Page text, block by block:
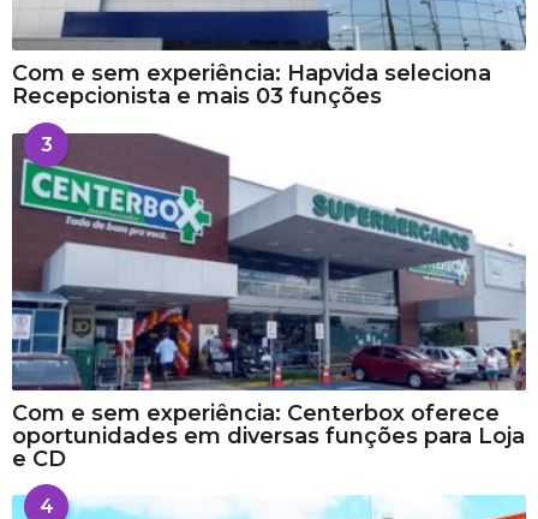
Com e sem experiência: Hapvida seleciona
Recepcionista e mais 03 funções
3
Com e sem experiência: Centerbox oferece
oportunidades em diversas funções para Loja
e CD
4